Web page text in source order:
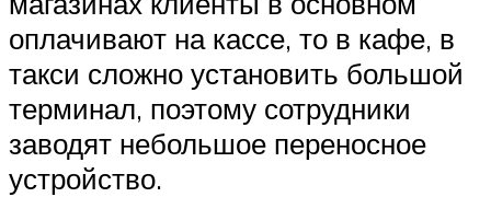
оплачивают на кассе, то в кафе, в
такси сложно установить большой
терминал, поэтому сотрудники
заводят небольшое переносное
устройство.